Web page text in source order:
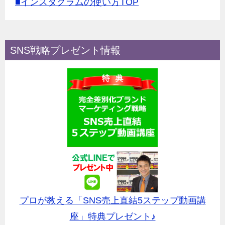
SNS戦略プレゼント情報
プロが教える「SNS売上直結5ステップ動画講
座」特典プレゼント♪